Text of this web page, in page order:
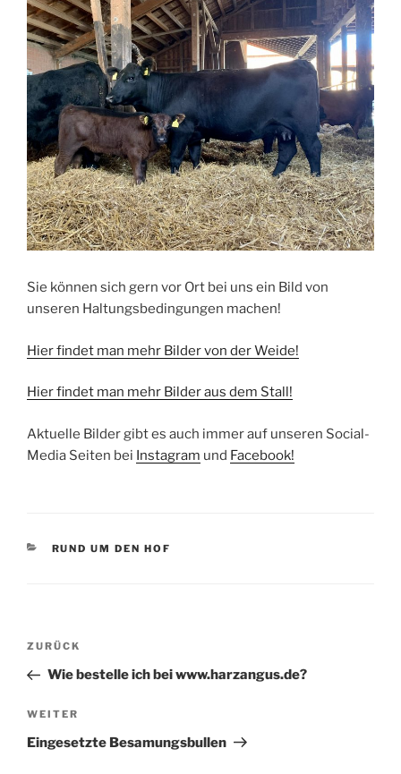
Sie können sich gern vor Ort bei uns ein Bild von
unseren Haltungsbedingungen machen!
Hier findet man mehr Bilder von der Weide!
Hier findet man mehr Bilder aus dem Stall!
Aktuelle Bilder gibt es auch immer auf unseren Social-
Media Seiten bei Instagram und Facebook!
KATEGORIEN
RUND UM DEN HOF
Beitragsnavigation
Vorheriger
Beitrag
ZURÜCK
Wie bestelle ich bei www.harzangus.de?
Nächster
Beitrag
WEITER
Eingesetzte Besamungsbullen